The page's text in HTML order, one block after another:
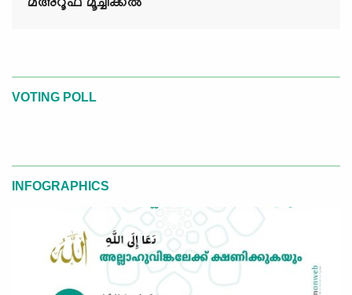
മഅ്റൂഫ് മൂച്ചിക്കല്‍
VOTING POLL
INFOGRAPHICS